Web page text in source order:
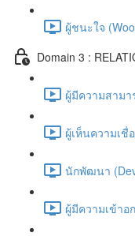
ผู้ชนะใจ
Domain 3 :
ผู้มีความสามา
ผู้เห็นความเชื่
นักพัฒนา
ผู้มีความเข้าอ